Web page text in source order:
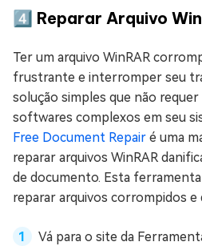
4️⃣ Reparar Arquivo
Ter um arquivo WinRAR
frustrante e interromper seu
solução simples que não
softwares complexos em seu
Free Document Repair é uma
reparar arquivos WinRAR
de documento. Esta
reparar arquivos corrompidos e
Vá para o site da